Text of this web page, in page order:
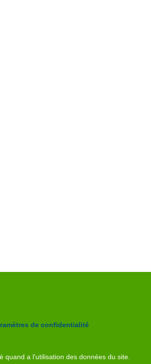
de confidentialité
quand a l'utilisation des données du site.